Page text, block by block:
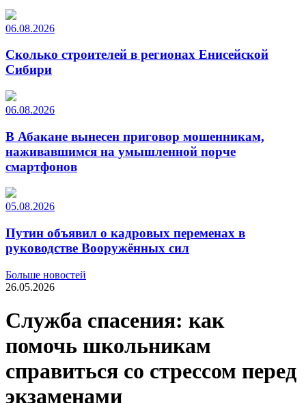
06.08.2026
Сколько строителей в регионах Енисейской
Сибири
06.08.2026
В Абакане вынесен приговор мошенникам,
наживавшимся на умышленной порче
смартфонов
05.08.2026
Путин объявил о кадровых переменах в
руководстве Вооружённых сил
Больше новостей
26.05.2026
Служба спасения: как
помочь школьникам
справиться со стрессом перед
экзаменами